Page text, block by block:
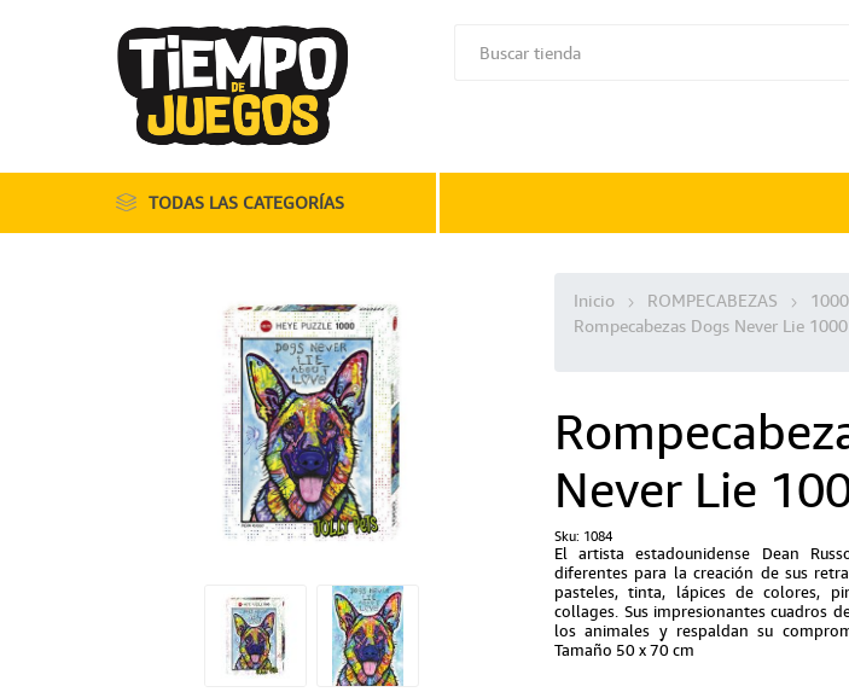
TODAS LAS CATEGORÍAS
Inicio ROMPECABEZAS
Rompecabezas Dogs Never Lie
Never Lie
Sku: 1084
El artista estadounidense Dean
diferentes para la creación de sus
pasteles, tinta, lápices de colores,
collages. Sus impresionantes cuadros
los animales y respaldan su
Tamaño 50 x 70 cm